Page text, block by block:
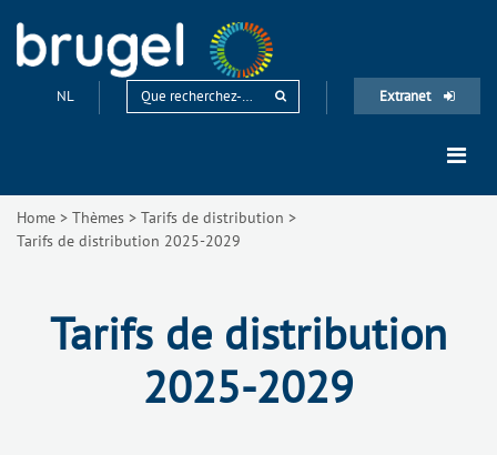
NL Extranet
Home > Thèmes > Tarifs de distribution >
Tarifs de distribution 2025-2029
Tarifs de distribution
2025-2029